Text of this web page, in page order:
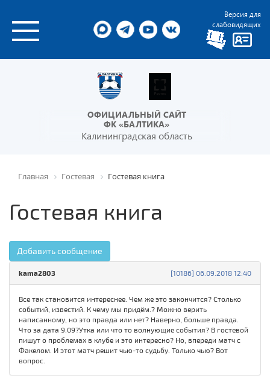
Версия для
слабовидящих
ОФИЦИАЛЬНЫЙ САЙТ
ФК «БАЛТИКА»
Калининградская область
Главная Гостевая Гостевая книга
Гостевая книга
Добавить сообщение
[10186] 06.09.2018 12:40
kama2803
Все так становится интереснее. Чем же это закончится? Столько
событий, известий. К чему мы придём.? Можно верить
написанному, но это правда или нет? Наверно, больше правда.
Что за дата 9.09?Утка или что то волнующие события? В гостевой
пишут о проблемах в клубе и это интересно? Но, впереди матч с
Факелом. И этот матч решит чью-то судьбу. Только чью? Вот
вопрос.